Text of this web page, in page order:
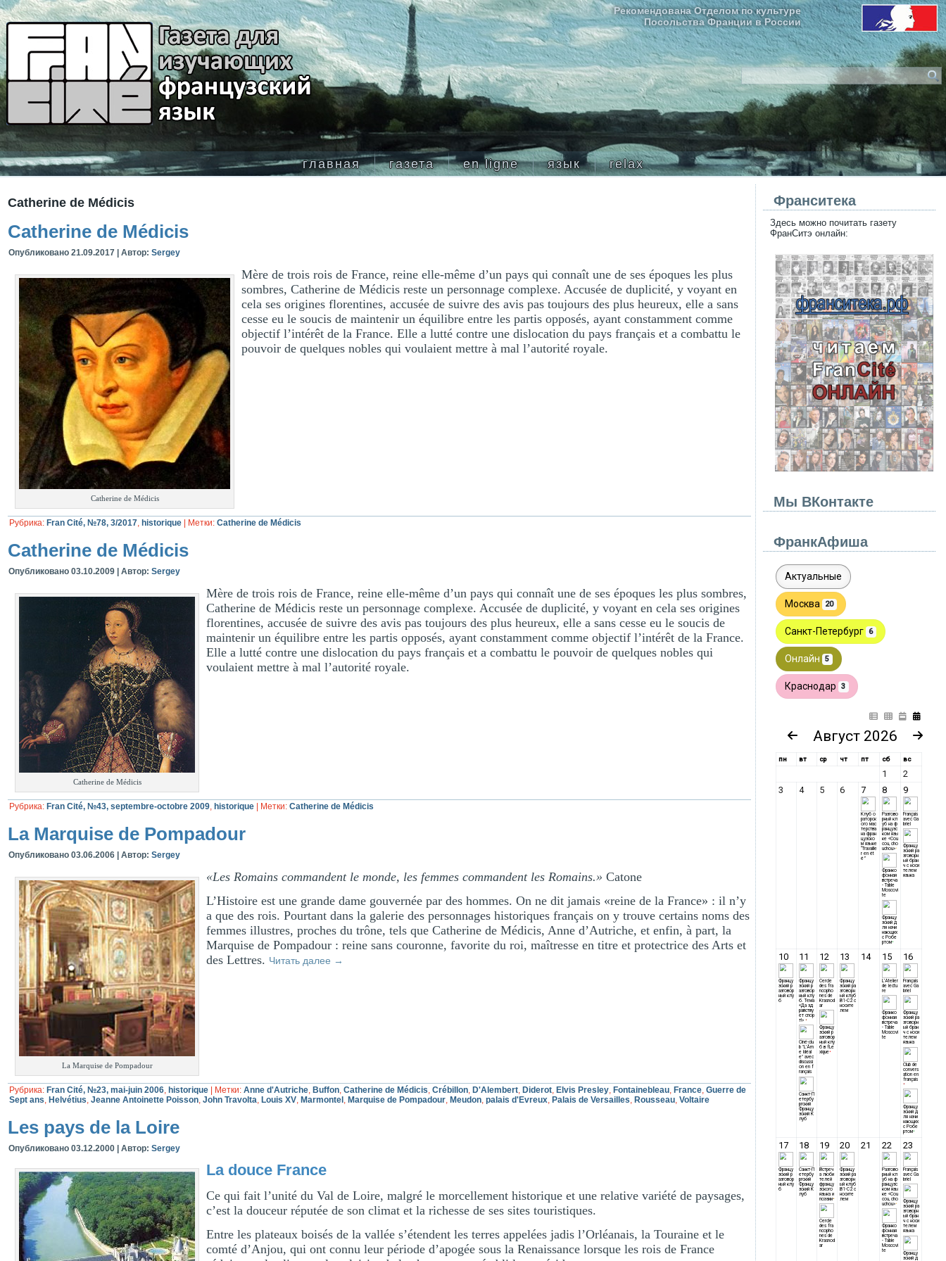
Рекомендована Отделом по культуре
Посольства Франции в России
главная газета en ligne язык relax
Catherine de Médicis
Catherine de Médicis
Опубликовано 21.09.2017 Автор: Sergey
Catherine de Médicis
Mère de trois rois de France, reine elle-même d’un pays qui connaît une de ses époques les plus
sombres, Catherine de Médicis reste un personnage complexe. Accusée de duplicité, y voyant en
cela ses origines florentines, accusée de suivre des avis pas toujours des plus heureux, elle a sans
cesse eu le soucis de maintenir un équilibre entre les partis opposés, ayant constamment comme
objectif l’intérêt de la France. Elle a lutté contre une dislocation du pays français et a combattu le
pouvoir de quelques nobles qui voulaient mettre à mal l’autorité royale.
Рубрика: Fran Cité, №78, 3/2017, historique Метки: Catherine de Médicis
Catherine de Médicis
Опубликовано 03.10.2009 Автор: Sergey
Catherine de Médicis
Mère de trois rois de France, reine elle-même d’un pays qui connaît une de ses époques les plus sombres,
Catherine de Médicis reste un personnage complexe. Accusée de duplicité, y voyant en cela ses origines
florentines, accusée de suivre des avis pas toujours des plus heureux, elle a sans cesse eu le soucis de
maintenir un équilibre entre les partis opposés, ayant constamment comme objectif l’intérêt de la France.
Elle a lutté contre une dislocation du pays français et a combattu le pouvoir de quelques nobles qui
voulaient mettre à mal l’autorité royale.
Рубрика: Fran Cité, №43, septembre-octobre 2009, historique Метки: Catherine de Médicis
La Marquise de Pompadour
Опубликовано 03.06.2006 Автор: Sergey
La Marquise de Pompadour
«Les Romains commandent le monde, les femmes commandent les Romains.» Catone
L’Histoire est une grande dame gouvernée par des hommes. On ne dit jamais «reine de la France» : il n’y
a que des rois. Pourtant dans la galerie des personnages historiques français on y trouve certains noms des
femmes illustres, proches du trône, tels que Catherine de Médicis, Anne d’Autriche, et enfin, à part, la
Marquise de Pompadour : reine sans couronne, favorite du roi, maîtresse en titre et protectrice des Arts et
des Lettres. Читать далее →
Рубрика: Fran Cité, №23, mai-juin 2006, historique Метки: Anne d'Autriche, Buffon, Catherine de Médicis, Crébillon, D'Alembert, Diderot, Elvis Presley, Fontainebleau, France, Guerre de
Sept ans, Helvétius, Jeanne Antoinette Poisson, John Travolta, Louis XV, Marmontel , Marquise de Pompadour, Meudon, palais d'Evreux, Palais de Versailles, Rousseau, Voltaire
Les pays de la Loire
Опубликовано 03.12.2000 Автор: Sergey
La douce France
Ce qui fait l’unité du Val de Loire, malgré le morcellement historique et une relative variété de paysages,
c’est la douceur réputée de son climat et la richesse de ses sites touristiques.
Entre les plateaux boisés de la vallée s’étendent les terres appelées jadis l’Orléanais, la Touraine et le
comté d’Anjou, qui ont connu leur période d’apogée sous la Renaissance lorsque les rois de France
Франситека
Здесь можно почитать газету
ФранСитэ онлайн:
Мы ВКонтакте
ФранкАфиша